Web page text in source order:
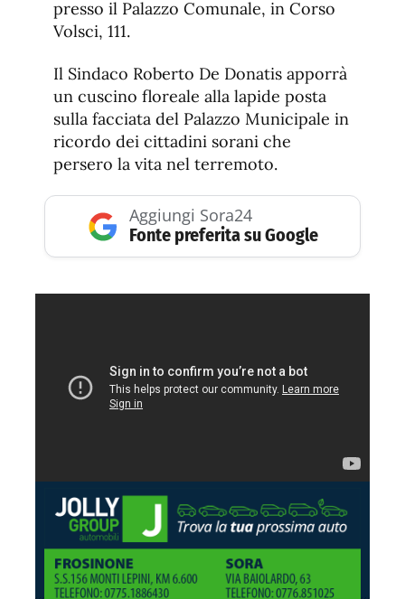
presso il Palazzo Comunale, in Corso
Volsci, 111.
Il Sindaco Roberto De Donatis apporrà
un cuscino floreale alla lapide posta
sulla facciata del Palazzo Municipale in
ricordo dei cittadini sorani che
persero la vita nel terremoto.
Aggiungi Sora24
Fonte preferita su Google